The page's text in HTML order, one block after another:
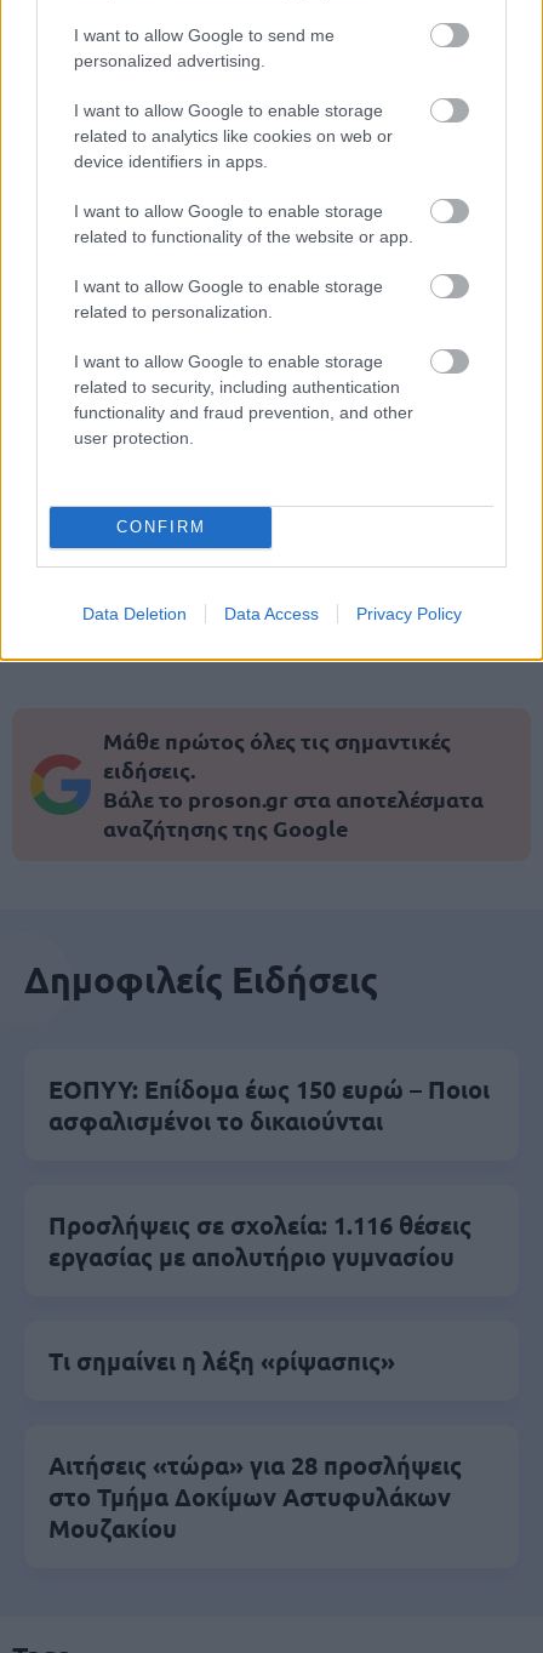
I want to allow Google to send me
personalized advertising.
I want to allow Google to enable storage
related to analytics like cookies on web or
device identifiers in apps.
I want to allow Google to enable storage
related to functionality of the website or app.
I want to allow Google to enable storage
related to personalization.
I want to allow Google to enable storage
related to security, including authentication
functionality and fraud prevention, and other
user protection.
CONFIRM
Data Deletion Data Access Privacy Policy
ΑΣΕΠ: Πιστοποίηση Αγγλικών σε
μόνο 2 ημέρες στα χέρια σας
ΑΣΕΠ: Εξ αποστάσεως η πιο Εύκολη
Πιστοποίηση Υπολογιστών σε 2
Μάθε πρώτος όλες τις σημαντικές
ειδήσεις.
Βάλε το proson.gr στα αποτελέσματα
αναζήτησης της Google
Δημοφιλείς Ειδήσεις
ΕΟΠΥΥ: Επίδομα έως 150 ευρώ – Ποιοι
ασφαλισμένοι το δικαιούνται
Προσλήψεις σε σχολεία: 1.116 θέσεις
εργασίας με απολυτήριο γυμνασίου
Τι σημαίνει η λέξη «ρίψασπις»
Αιτήσεις «τώρα» για 28 προσλήψεις
στο Τμήμα Δοκίμων Αστυφυλάκων
Mουζακίου